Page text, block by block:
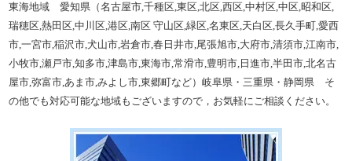
東海地域 愛知県（名古屋市,千種区,東区,北区,西区,中村区,中区,昭和区,
瑞穂区,熱田区,中川区,港区,南区 守山区,緑区,名東区,天白区,長久手町,愛西
市,一宮市,稲沢市,犬山市,岩倉市,春日井市,尾張旭市,大府市,清須市,江南市,
小牧市,瀬戸市,知多市,津島市,東海市,常滑市,豊明市,日進市,半田市,北名古
屋市,弥富市,あま市,みよし市,東郷町など）岐阜県・三重県・静岡県 そ
の他でも対応可能な地域もございますので，お気軽にご相談ください。